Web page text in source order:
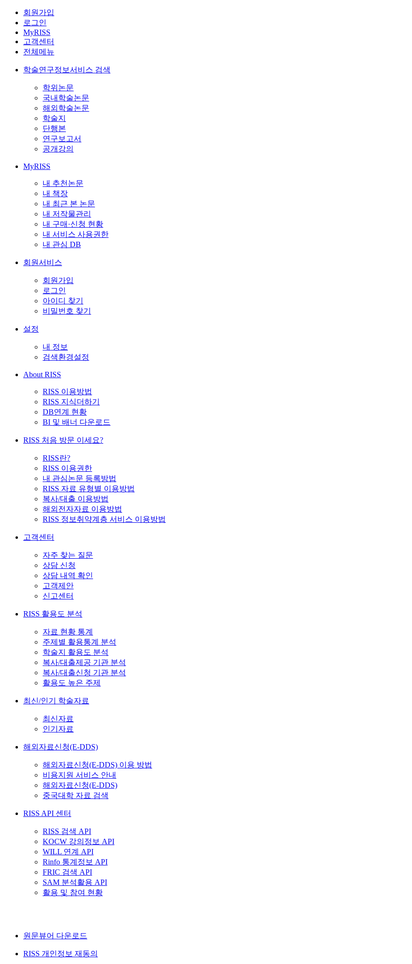
회원가입
로그인
MyRISS
고객센터
전체메뉴
학술연구정보서비스 검색
학위논문
국내학술논문
해외학술논문
학술지
단행본
연구보고서
공개강의
MyRISS
내 추천논문
내 책장
내 최근 본 논문
내 저작물관리
내 구매·신청 현황
내 서비스 사용권한
내 관심 DB
회원서비스
회원가입
로그인
아이디 찾기
비밀번호 찾기
설정
내 정보
검색환경설정
About RISS
RISS 이용방법
RISS 지식더하기
DB연계 현황
BI 및 배너 다운로드
RISS 처음 방문 이세요?
RISS란?
RISS 이용권한
내 관심논문 등록방법
RISS 자료 유형별 이용방법
복사/대출 이용방법
해외전자자료 이용방법
RISS 정보취약계층 서비스 이용방법
고객센터
자주 찾는 질문
상담 신청
상담 내역 확인
고객제안
신고센터
RISS 활용도 분석
자료 현황 통계
주제별 활용통계 분석
학술지 활용도 분석
복사/대출제공 기관 분석
복사/대출신청 기관 분석
활용도 높은 주제
최신/인기 학술자료
최신자료
인기자료
해외자료신청(E-DDS)
해외자료신청(E-DDS) 이용 방법
비용지원 서비스 안내
해외자료신청(E-DDS)
중국대학 자료 검색
RISS API 센터
RISS 검색 API
KOCW 강의정보 API
WILL 연계 API
Rinfo 통계정보 API
FRIC 검색 API
SAM 분석활용 API
활용 및 참여 현황
원문뷰어 다운로드
RISS 개인정보 재동의